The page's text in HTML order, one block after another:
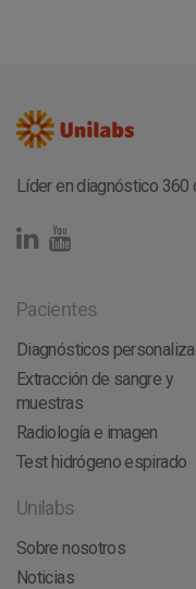
ONCOLOGÍA
BIENESTAR
Castellón
Calatayud
Betanzos
Líder en diagnóstico 360
Pacientes
Diagnósticos
Extracción de sangre y
muestras
Radiología e imagen
Test hidrógeno espirado
Unilabs
Sobre nosotros
Noticias